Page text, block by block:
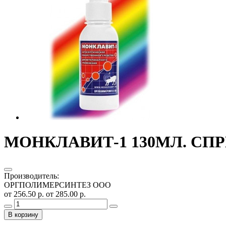
МОНКЛАВИТ-1 130МЛ.
Производитель:
ОРГПОЛИМЕРСИНТЕЗ ООО
от 256.50 р. от 285.00 р.
В корзину